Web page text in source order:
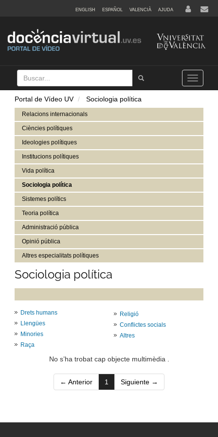
ENGLISH ESPAÑOL VALENCIÀ AJUDA
Buscar
Tramet
Toggle
navigation
Portal de Vídeo UV Sociologia política
Relacions internacionals
Ciències polítiques
Ideologies polítiques
Institucions polítiques
Vida política
Sociologia política
Sistemes polítics
Teoria política
Administració pública
Opinió pública
Altres especialitats polítiques
Sociologia política
Drets humans
Llengües
Minories
Raça
Religió
Conflictes socials
Altres
No s’ha trobat cap objecte multimèdia .
← Anterior 1 (current)
Siguiente →